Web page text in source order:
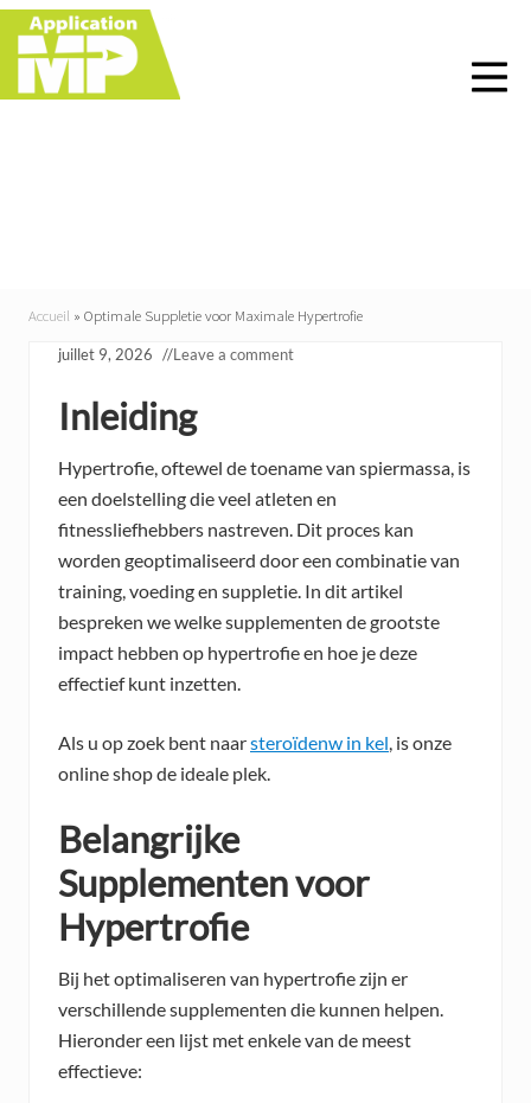
Menu
Skip
right
header
Skip
main
content
Skip
primary
sidebar
Skip
footer
Accueil » Optimale Suppletie voor Maximale Hypertrofie
juillet 9, 2026 //Leave a comment
Inleiding
Hypertrofie, oftewel de toename van spiermassa, is
een doelstelling die veel atleten en
fitnessliefhebbers nastreven. Dit proces kan
worden geoptimaliseerd door een combinatie van
training, voeding en suppletie. In dit artikel
bespreken we welke supplementen de grootste
impact hebben op hypertrofie en hoe je deze
effectief kunt inzetten.
Als u op zoek bent naarsteroïdenw in kel, is onze
online shop de ideale plek.
Belangrijke
Supplementen voor
Hypertrofie
Bij het optimaliseren van hypertrofie zijn er
verschillende supplementen die kunnen helpen.
Hieronder een lijst met enkele van de meest
effectieve: